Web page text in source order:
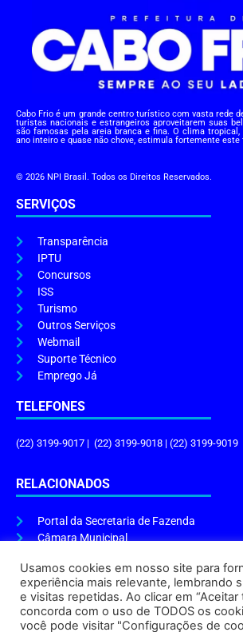
Cabo Frio é um grande centro turístico com vasta rede
turistas nacionais e estrangeiros aproveitarem suas
são famosas pela areia branca e fina. O clima
ano inteiro e quase não chove, estimula fortemente este
© 2026 NPI Brasil. Todos os Direitos Reservados.
SERVIÇOS
Transparência
IPTU
Concursos
ISS
Turismo
Outros Serviços
Webmail
Suporte Técnico
Emprego Já
TELEFONES
(22) 3199-9017 | (22) 3199-9018 | (22) 3199-9019
RELACIONADOS
Portal da Secretaria de Fazenda
Câmara Municipal
ENDEREÇO E HORÁRIO
Endereço:Praça Tiradentes, s/n – Centro, Cabo
Usamos cookies em nosso site para
experiência mais relevante, lembrando
e visitas repetidas. Ao clicar em “Aceitar
concorda com o uso de TODOS os
você pode visitar "Configurações de